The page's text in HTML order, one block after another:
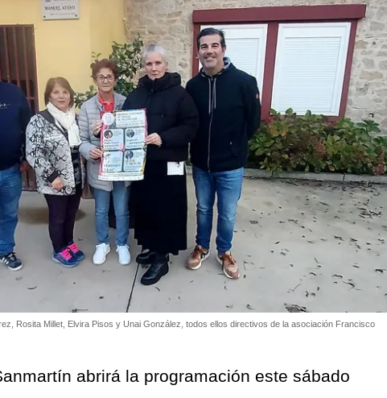
Rosita Millet, Elvira Pisos y Unai González, todos ellos directivos de la asociación Francisco
abrirá la programación este sábado